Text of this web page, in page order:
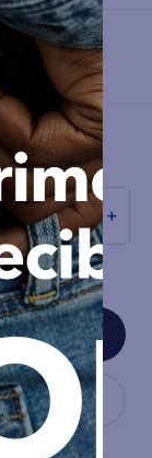
＋
－